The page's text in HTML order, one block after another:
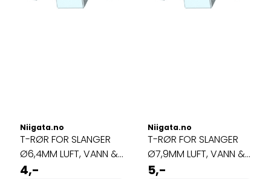
Niigata.no
T-RØR FOR SLANGER
Ø6,4MM LUFT, VANN &
OZON
4,-
Niigata.no
T-RØR FOR SLANGER
Ø7,9MM LUFT, VANN &
OZON
5,-